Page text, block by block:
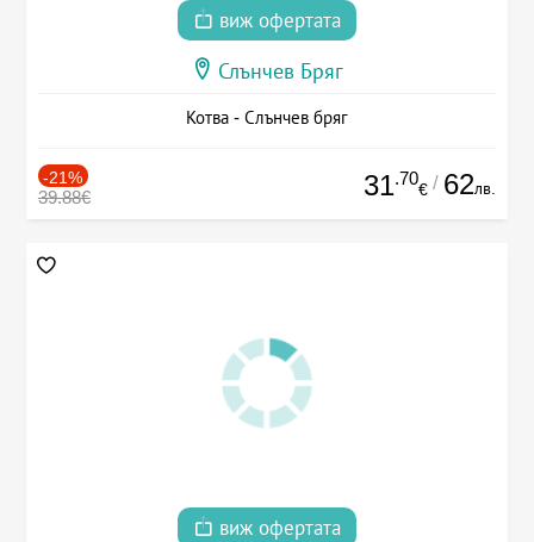
виж офертата
Слънчев Бряг
Котва - Слънчев бряг
-21%
39.88€ 31.70
€ / 62лв.
виж офертата